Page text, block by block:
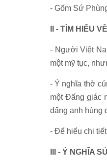
- Gốm Sứ
II - TÌM HIỂU
- Người Việt
một mỹ tục,
- Ý nghĩa thờ
một Đấng giác
đấng anh hùng
- Để hiểu chi
III - Ý NGHĨA